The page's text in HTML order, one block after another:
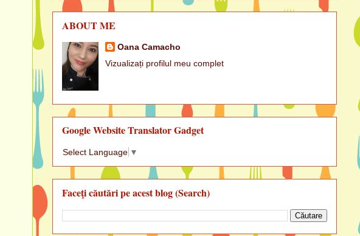
ABOUT ME
Oana Camacho
Vizualizați profilul meu complet
Google Website Translator Gadget
Select Language ▼
Faceţi căutări pe acest blog (Search)